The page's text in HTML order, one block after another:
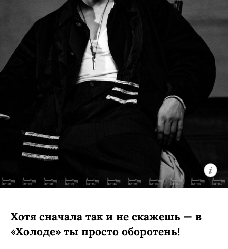
Хотя сначала так и не скажешь — в
«Холоде» ты просто оборотень!